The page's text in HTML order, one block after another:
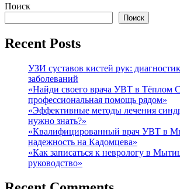
Поиск
Поиск
Recent Posts
УЗИ суставов кистей рук:
заболеваний
«Найди своего врача УВТ в Тёплом
профессиональная помощь рядом»
«Эффективные методы лечения
нужно знать?»
«Квалифицированный врач УВТ в
надежность на Кадомцева»
«Как записаться к неврологу в
руководство»